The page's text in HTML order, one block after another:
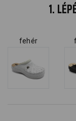
1.
fehér